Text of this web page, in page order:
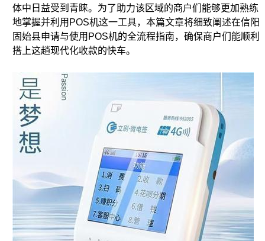
体中日益受到青睐。为了助力该区域的商户们能够更加熟练
地掌握并利用POS机这一工具，本篇文章将细致阐述在信阳
固始县申请与使用POS机的全流程指南，确保商户们能顺利
搭上这趟现代化收款的快车。